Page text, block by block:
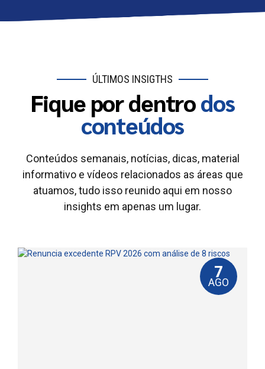
ÚLTIMOS INSIGTHS
Fique por dentrodos
conteúdos
Conteúdos semanais, notícias, dicas, material
informativo e vídeos relacionados as áreas que
atuamos, tudo isso reunido aqui em nosso
insights em apenas um lugar.
7
AGO